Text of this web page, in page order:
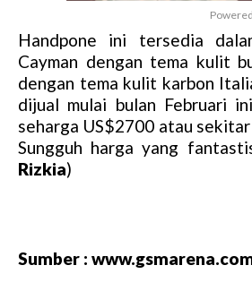
Handpone ini tersedia
Cayman dengan tema kulit
dengan tema kulit karbon
dijual mulai bulan Februari
seharga US$2700 atau
Sungguh harga yang
Rizkia)
Sumber :